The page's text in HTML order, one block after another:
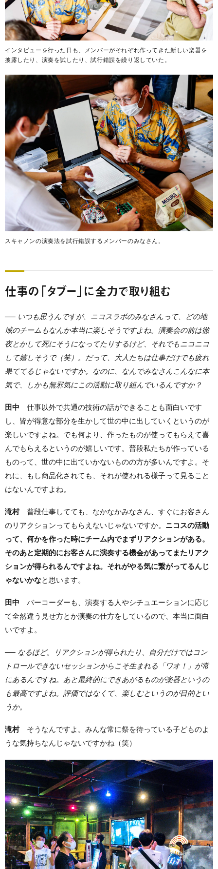
インタビューを行った日も、メンバーがそれぞれ作ってきた新しい楽器を
披露したり、演奏を試したり、試行錯誤を繰り返していた。
スキャノンの演奏法を試行錯誤するメンバーのみなさん。
仕事の「タブー」に全力で取り組む
── いつも思うんですが、ニコスラボのみなさんって、どの地
域のチームもなんか本当に楽しそうですよね。演奏会の前は徹
夜とかして死にそうになってたりするけど、それでもニコニコ
して嬉しそうで（笑）。だって、大人たちは仕事だけでも疲れ
果ててるじゃないですか。なのに、なんでみなさんこんなに本
気で、しかも無邪気にこの活動に取り組んでいるんですか？
田中 仕事以外で共通の技術の話ができることも面白いです
し、皆が得意な部分を生かして世の中に出していくというのが
楽しいですよね。でも何より、作ったものが使ってもらえて喜
んでもらえるというのが嬉しいです。普段私たちが作っている
ものって、世の中に出ていかないものの方が多いんですよ。そ
れに、もし商品化されても、それが使われる様子って見ること
はないんですよね。
滝村普段仕事してても、なかなかみなさん、すぐにお客さん
のリアクションってもらえないじゃないですか。 ニコスの活動
って、何かを作った時にチーム内でまずリアクションがある。
そのあと定期的にお客さんに演奏する機会があってまたリアク
ションが得られるんですよね。それがやる気に繋がってるんじ
ゃないかなと思います。
田中 バーコーダーも、演奏する人やシチュエーションに応じ
て全然違う見せ方とか演奏の仕方をしているので、本当に面白
いですよ。
── なるほど。リアクションが得られたり、自分だけではコン
トロールできないセッションからこそ生まれる「ワオ！」が常
にあるんですね。あと最終的にできあがるものが楽器というの
も最高ですよね。評価ではなくて、楽しむというのが目的とい
うか。
滝村そうなんですよ。みんな常に祭を待っている子どものよ
うな気持ちなんじゃないですかね（笑）